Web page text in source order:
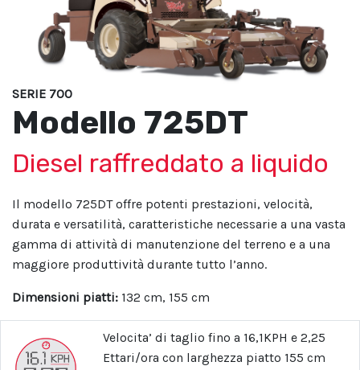
SERIE 700
Modello 725DT
Diesel raffreddato a liquido
Il modello 725DT offre potenti prestazioni, velocità,
durata e versatilità, caratteristiche necessarie a una vasta
gamma di attività di manutenzione del terreno e a una
maggiore produttività durante tutto l’anno.
Dimensioni piatti: 132 cm, 155 cm
Velocita’ di taglio fino a 16,1KPH e 2,25
Ettari/ora con larghezza piatto 155 cm